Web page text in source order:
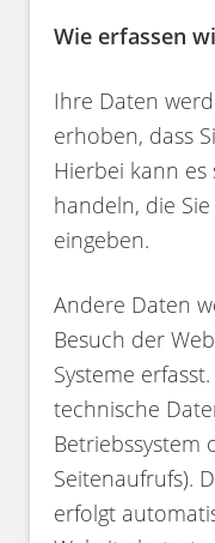
Wie erfassen
Ihre Daten
erhoben, dass
Hierbei kann es
handeln, die
eingeben.
Andere Daten
Besuch der
Systeme
technische
Betriebssystem
Seitenaufrufs).
erfolgt